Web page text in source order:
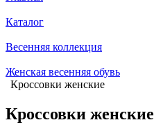
Каталог
Весенняя коллекция
Женская весенняя обувь
Кроссовки женские
Кроссовки женские